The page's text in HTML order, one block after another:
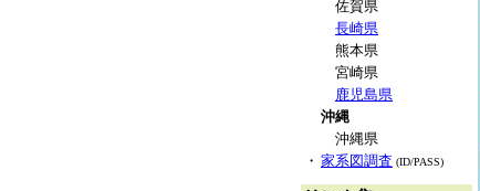
佐賀県
長崎県
熊本県
宮崎県
鹿児島県
沖縄
沖縄県
・ 家系図調査 (ID/PASS)